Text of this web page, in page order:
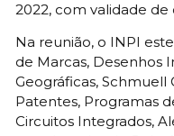
2022, com validade de
Na reunião, o INPI
de Marcas, Desenhos
Geográficas,
Patentes, Programas
Circuitos Integrados,